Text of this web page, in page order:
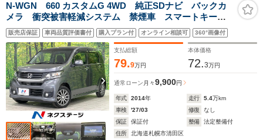
N-WGN 660 カスタムG 4WD 純正SDナビ バックカ
メラ 衝突被害軽減システム 禁煙車 スマートキー
HIDヘッド クルコン 純正14インチアルミ オートライ
ト オートエアコン CD DVD再生 フルセグTV 衝突
安全ボボディ
販売店保証 車両品質評価書付 購入プラン付 オンライン相談可 360°画像付
支払総額
79.9万円
本体価格
72.3万円
通常ローン 月々9,900円
年式 2014年 走行 5.4万km
車検
'27/03 修復
なし
保証
保証付 整備
法定整備付
住所
北海道札幌市清田区